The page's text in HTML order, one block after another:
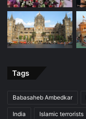
Tags
Babasaheb Ambedkar
India Islamic terrorists